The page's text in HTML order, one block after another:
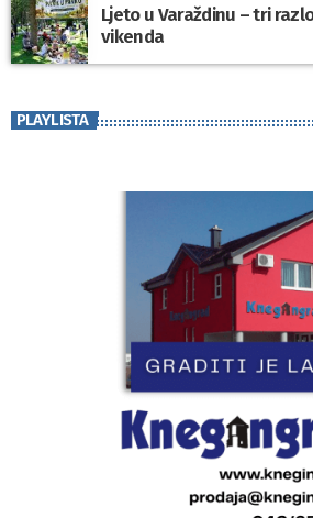
Ljeto u Varaždinu – tri
vikenda
PLAYLISTA